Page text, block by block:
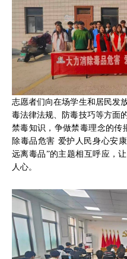
志愿者们向在场学生和居民发
毒法律法规、防毒技巧等方面
禁毒知识，争做禁毒理念的传
除毒品危害 爱护人民身心安
远离毒品”的主题相互呼应，
人心。